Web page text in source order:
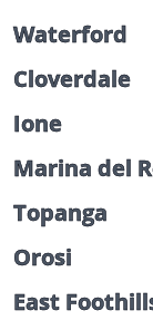
Waterford
Cloverdale
Ione
Marina del
Topanga
Orosi
East